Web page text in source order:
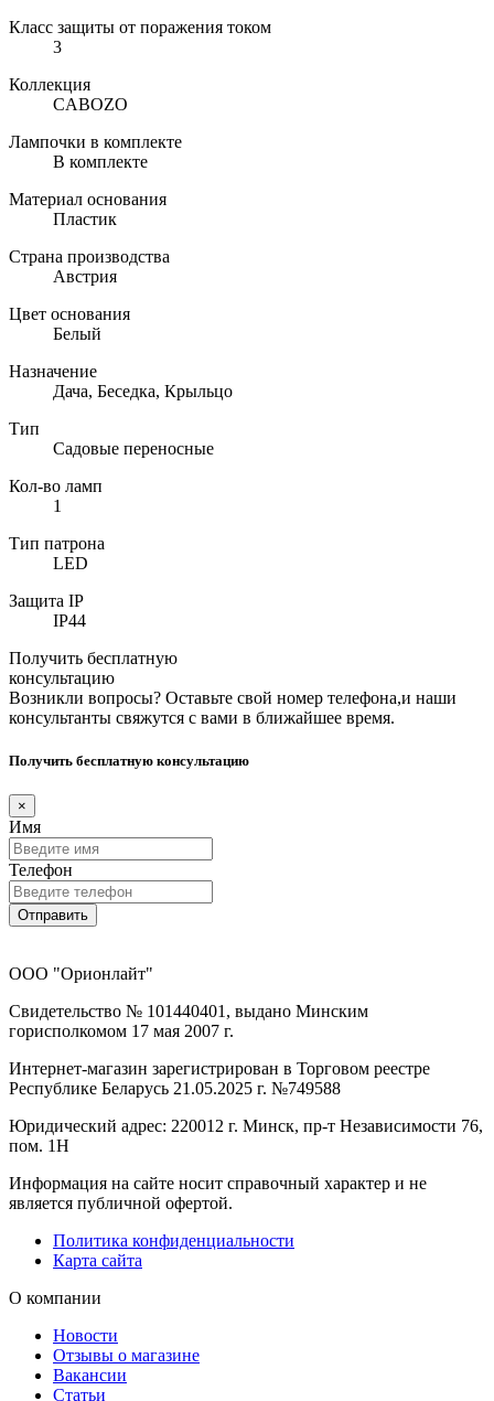
Класс защиты от поражения током
3
Коллекция
CABOZO
Лампочки в комплекте
В комплекте
Материал основания
Пластик
Страна производства
Австрия
Цвет основания
Белый
Назначение
Дача, Беседка, Крыльцо
Тип
Садовые переносные
Кол-во ламп
1
Тип патрона
LED
Защита IP
IP44
Получить бесплатную
консультацию
Возникли вопросы? Оставьте свой номер телефона,и наши
консультанты свяжутся с вами в ближайшее время.
Получить бесплатную консультацию
×
Имя
Телефон
Отправить
ООО "Орионлайт"
Свидетельство № 101440401, выдано Минским
горисполкомом 17 мая 2007 г.
Интернет-магазин зарегистрирован в Торговом реестре
Республике Беларусь 21.05.2025 г. №749588
Юридический адрес: 220012 г. Минск, пр-т Независимости 76,
пом. 1Н
Информация на сайте носит справочный характер и не
является публичной офертой.
Политика конфиденциальности
Карта сайта
О компании
Новости
Отзывы о магазине
Вакансии
Статьи